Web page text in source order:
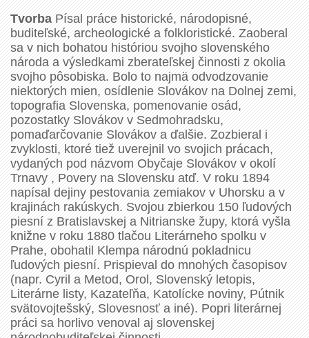
TvorbaPísal práce historické, národopisné,
buditeľské, archeologické a folkloristické. Zaoberal
sa v nich bohatou históriou svojho slovenského
národa a výsledkami zberateľskej činnosti z okolia
svojho pôsobiska. Bolo to najmä odvodzovanie
niektorých mien, osídlenie Slovákov na Dolnej zemi,
topografia Slovenska, pomenovanie osád,
pozostatky Slovákov v Sedmohradsku,
pomaďarčovanie Slovákov a ďalšie. Zozbieral i
zvyklosti, ktoré tiež uverejnil vo svojich prácach,
vydaných pod názvom Obyčaje Slovákov v okolí
Trnavy , Povery na Slovensku atď. V roku 1894
napísal dejiny pestovania zemiakov v Uhorsku a v
krajinách rakúskych. Svojou zbierkou 150 ľudových
piesní z Bratislavskej a Nitrianske župy, ktorá vyšla
knižne v roku 1880 tlačou Literárneho spolku v
Prahe, obohatil Klempa národnú pokladnicu
ľudových piesní. Prispieval do mnohých časopisov
(napr. Cyril a Metod, Orol, Slovenský letopis,
Literárne listy, Kazateľňa, Katolícke noviny, Pútnik
svätovojtešský, Slovesnosť a iné). Popri literárnej
práci sa horlivo venoval aj slovenskej